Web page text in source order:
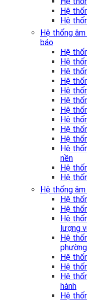
Hệ
Hệ
Hệ thống
báo
Hệ
Hệ
Hệ
Hệ
Hệ
Hệ
Hệ
Hệ
Hệ
Hệ
Hệ
nền
Hệ
Hệ
Hệ thống
Hệ
Hệ
Hệ
lượng
Hệ
Hệ
Hệ
Hệ
hành
Hệ